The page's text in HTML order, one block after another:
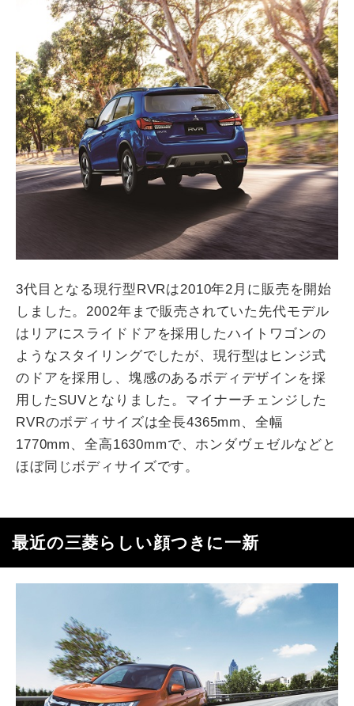
3代目となる現行型RVRは2010年2月に販売を開始
しました。2002年まで販売されていた先代モデル
はリアにスライドドアを採用したハイトワゴンの
ようなスタイリングでしたが、現行型はヒンジ式
のドアを採用し、塊感のあるボディデザインを採
用したSUVとなりました。マイナーチェンジした
RVRのボディサイズは全長4365mm、全幅
1770mm、全高1630mmで、ホンダヴェゼルなどと
ほぼ同じボディサイズです。
最近の三菱らしい顔つきに一新